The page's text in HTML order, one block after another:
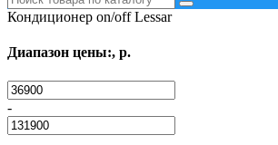
Кондиционер on/off Lessar
Диапазон цены:, р.
-